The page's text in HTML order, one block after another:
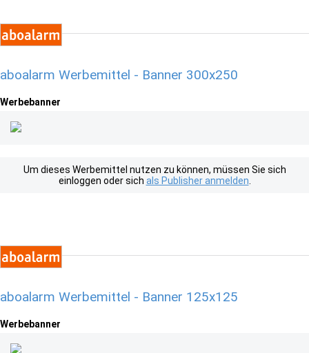
aboalarm Werbemittel - Banner 300x250
Werbebanner
Um dieses Werbemittel nutzen zu können, müssen Sie sich
einloggen oder sich als Publisher anmelden
aboalarm Werbemittel - Banner 125x125
Werbebanner